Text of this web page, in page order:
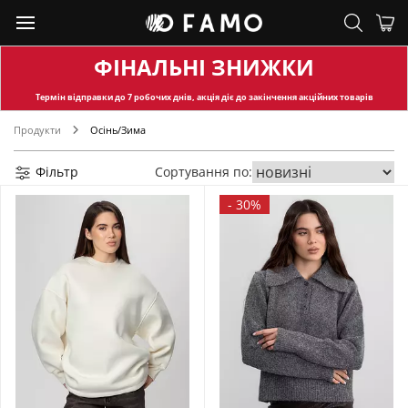
ФІНАЛЬНІ ЗНИЖКИ
Термін відправкидо 7 робочих днів, акція діє до закінчення акційних товарів
Продукти Осінь/Зима
Фільтр
Сортування по:
- 30%